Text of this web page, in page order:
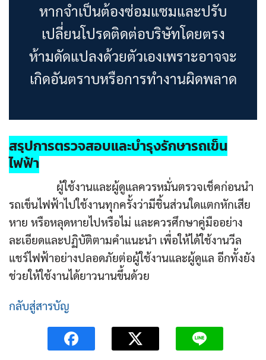
หากจำเป็นต้องซ่อมแซมและปรับ
เปลี่ยนโปรดติดต่อบริษัทโดยตรง
ห้ามดัดแปลงด้วยตัวเองเพราะอาจจะ
เกิดอันตราบหรือการทำงานผิดพลาด
สรุปการตรวจสอบและบำรุงรักษารถเข็น
ไฟฟ้า
ผู้ใช้งานและผู้ดูแลควรหมั่นตรวจเช็คก่อนนำ
รถเข็นไฟฟ้าไปใช้งานทุกครั้งว่ามีชิ้นส่วนใดแตกหักเสีย
หาย หรือหลุดหายไปหรือไม่ และควรศึกษาคู่มืออย่าง
ละเอียดและปฏิบัติตามคำแนะนำ เพื่อให้ได้ใช้งานวีล
แชร์ไฟฟ้าอย่างปลอดภัยต่อผู้ใช้งานและผู้ดูแล อีกทั้งยัง
ช่วยให้ใช้งานได้ยาวนานขึ้นด้วย
กลับสู่สารบัญ